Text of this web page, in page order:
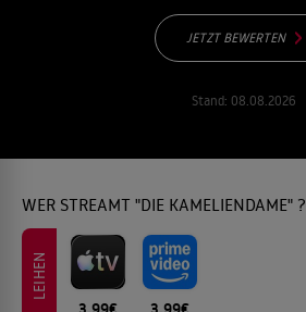
JETZT BEWERTEN
Stand: 08.08.2026
WER STREAMT "DIE KAMELIENDAME" ?
LEIHEN